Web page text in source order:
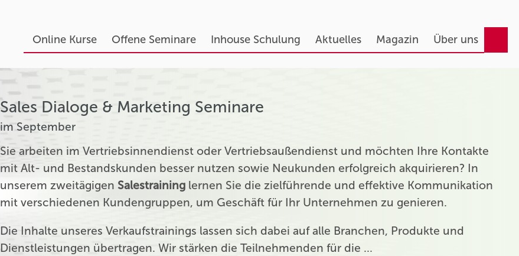
Online Kurse Offene Seminare Inhouse Schulung Aktuelles Magazin Über uns
Sales Dialoge & Marketing Seminare
im September
Sie arbeiten im Vertriebsinnendienst oder Vertriebsaußendienst und möchten Ihre Kontakte
mit Alt- und Bestandskunden besser nutzen sowie Neukunden erfolgreich akquirieren? In
unserem zweitägigenSalestraining lernen Sie die zielführende und effektive Kommunikation
mit verschiedenen Kundengruppen, um Geschäft für Ihr Unternehmen zu genieren.
Die Inhalte unseres Verkaufstrainings lassen sich dabei auf alle Branchen, Produkte und
Dienstleistungen übertragen. Wir stärken die Teilnehmenden für die …